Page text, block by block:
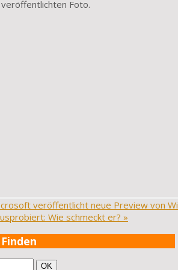
Foto.
veröffentlicht neue Preview von
Wie schmeckt er? »
Suchen
OK